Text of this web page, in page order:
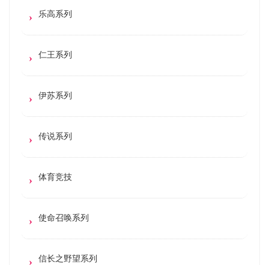
乐高系列
仁王系列
伊苏系列
传说系列
体育竞技
使命召唤系列
信长之野望系列